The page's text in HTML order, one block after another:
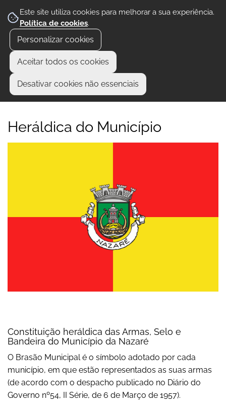
Este site utiliza cookies para melhorar a sua experiência.
Política de cookies.
Personalizar cookies
Aceitar todos os cookies
Desativar cookies não essenciais
Heráldica do Município
Constituição heráldica das Armas, Selo e
Bandeira do Município da Nazaré
O Brasão Municipal é o símbolo adotado por cada
município, em que estão representados as suas armas
(de acordo com o despacho publicado no Diário do
Governo nº54, II Série, de 6 de Março de 1957).